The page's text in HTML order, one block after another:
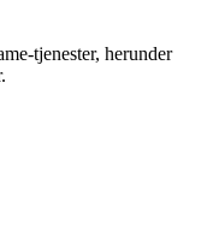
tjenester, herunder